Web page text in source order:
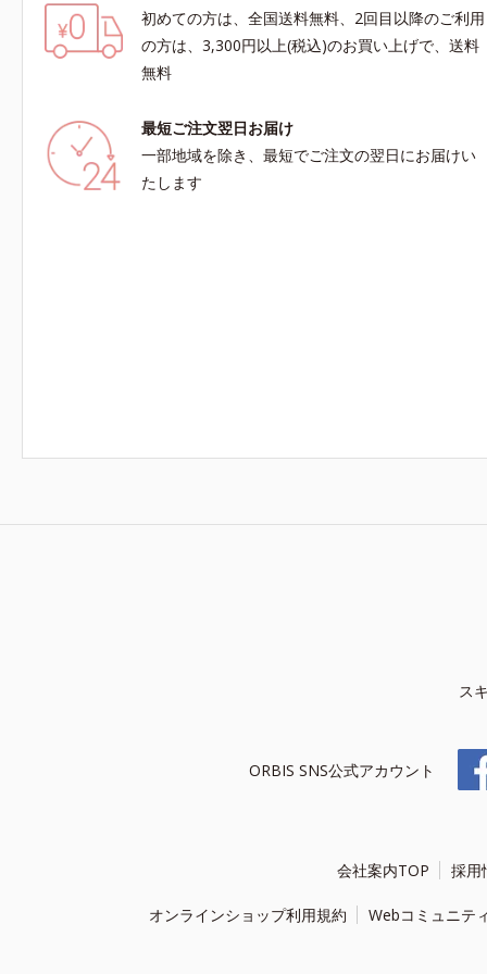
初めての方は、全国送料無料、2回目以降のご利用
の方は、3,300円以上(税込)のお買い上げで、送料
無料
最短ご注文翌日お届け
一部地域を除き、最短でご注文の翌日にお届けい
たします
ス
ORBIS SNS公式アカウント
会社案内TOP 採用
オンラインショップ利用規約 Webコミュニテ